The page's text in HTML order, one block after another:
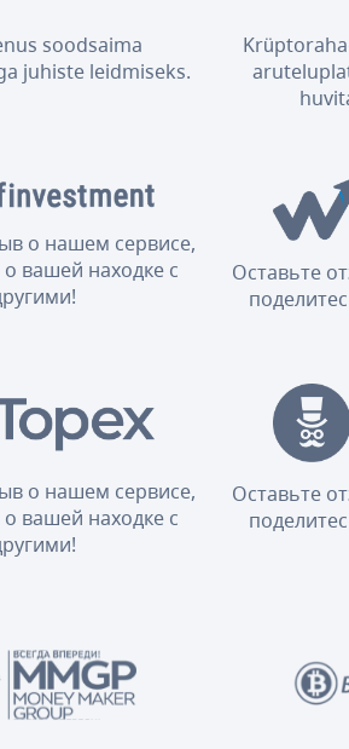
soodsaima
juhiste leidmiseks.
о нашем сервисе,
вашей находке с
Оставьте
о нашем сервисе,
вашей находке с
Оставьте